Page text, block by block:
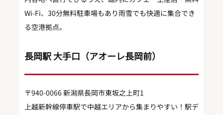
Wi‑Fi、30分無料駐車場もあり雨雪でも快適に集合でき
る空港拠点。
長岡駅 大手口（アオーレ長岡前）
〒940-0066 新潟県長岡市東坂之上町1
上越新幹線停車駅で中越エリアから集まりやすい！駅デ